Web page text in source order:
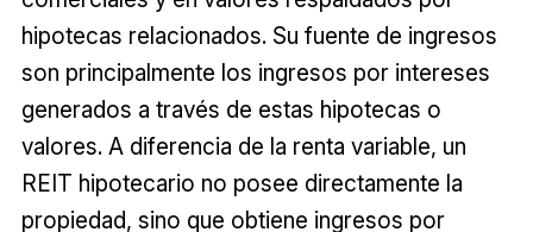
hipotecas relacionados. Su fuente de ingresos
son principalmente los ingresos por intereses
generados a través de estas hipotecas o
valores. A diferencia de la renta variable, un
REIT hipotecario no posee directamente la
propiedad, sino que obtiene ingresos por